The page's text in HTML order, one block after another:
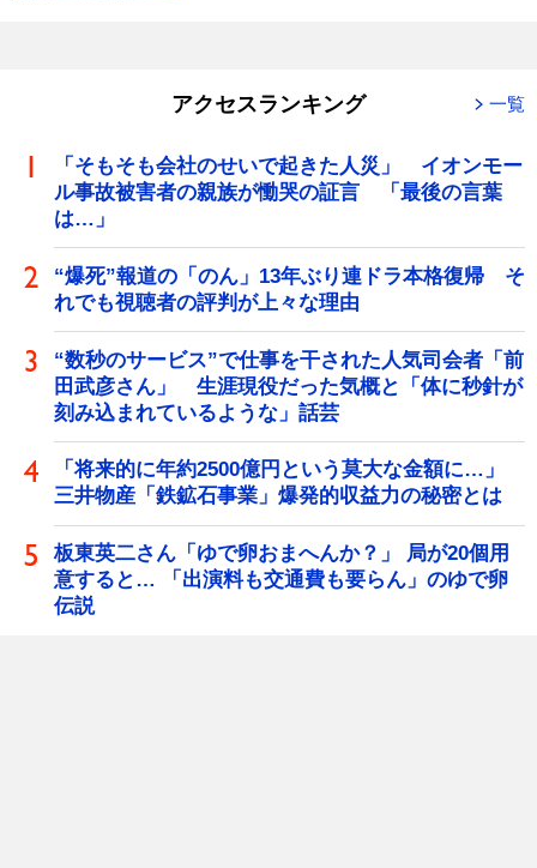
アクセスランキング 一覧
「そもそも会社のせいで起きた人災」 イオンモー
ル事故被害者の親族が慟哭の証言 「最後の言葉
は…」
“爆死”報道の「のん」13年ぶり連ドラ本格復帰 そ
れでも視聴者の評判が上々な理由
“数秒のサービス”で仕事を干された人気司会者「前
田武彦さん」 生涯現役だった気概と「体に秒針が
刻み込まれているような」話芸
「将来的に年約2500億円という莫大な金額に…」
三井物産「鉄鉱石事業」爆発的収益力の秘密とは
板東英二さん「ゆで卵おまへんか？」 局が20個用
意すると… 「出演料も交通費も要らん」のゆで卵
伝説